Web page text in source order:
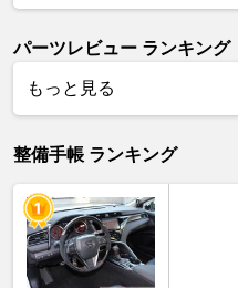
パーツレビュー ランキング
もっと見る
整備手帳 ランキング